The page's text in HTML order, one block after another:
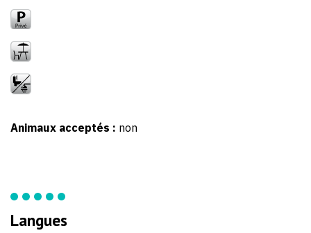
Animaux acceptés : non
Langues